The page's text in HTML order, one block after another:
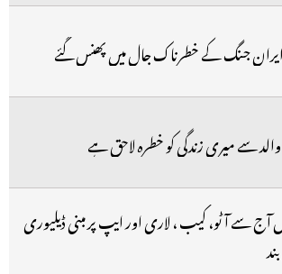
جنگ کے خطرناک جال میں پھنس گئے
سے میری زندگی کو خطرہ لاحق ہے
آج سے آٹو، کیب ، لاری اور ایپ پر مبنی ڈیلیوری